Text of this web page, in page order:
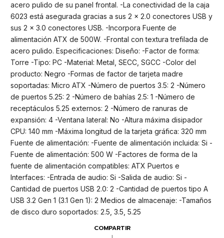
acero pulido de su panel frontal. -La conectividad de la caja
6023 está asegurada gracias a sus 2 x 2.0 conectores USB y
sus 2 x 3.0 conectores USB. -Incorpora Fuente de
alimentación ATX de 500W. -Frontal con textura trefilada de
acero pulido. Especificaciones: Diseño: -Factor de forma:
Torre -Tipo: PC -Material: Metal, SECC, SGCC -Color del
producto: Negro -Formas de factor de tarjeta madre
soportadas: Micro ATX -Número de puertos 3.5: 2 -Número
de puertos 5.25: 2 -Número de bahías 2.5: 1 -Número de
receptáculos 5.25 externos: 2 -Número de ranuras de
expansión: 4 -Ventana lateral: No -Altura máxima disipador
CPU: 140 mm -Máxima longitud de la tarjeta gráfica: 320 mm
Fuente de alimentación: -Fuente de alimentación incluida: Si -
Fuente de alimentación: 500 W -Factores de forma de la
fuente de alimentación compatibles: ATX Puertos e
Interfaces: -Entrada de audio: Si -Salida de audio: Si -
Cantidad de puertos USB 2.0: 2 -Cantidad de puertos tipo A
USB 3.2 Gen 1 (3.1 Gen 1): 2 Medios de almacenaje: -Tamaños
de disco duro soportados: 2.5, 3.5, 5.25
COMPARTIR